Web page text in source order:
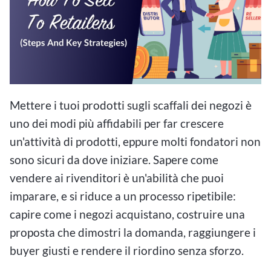
Mettere i tuoi prodotti sugli scaffali dei negozi è
uno dei modi più affidabili per far crescere
un'attività di prodotti, eppure molti fondatori non
sono sicuri da dove iniziare. Sapere come
vendere ai rivenditori è un'abilità che puoi
imparare, e si riduce a un processo ripetibile:
capire come i negozi acquistano, costruire una
proposta che dimostri la domanda, raggiungere i
buyer giusti e rendere il riordino senza sforzo.